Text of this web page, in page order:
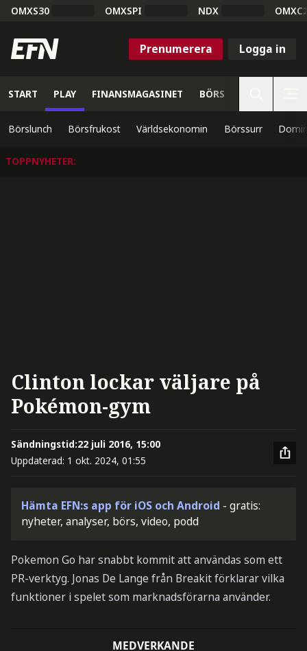
OMXS30 OMXSPI NDX
Prenumerera Logga in
START PLAY FINANSMAGASINET BÖRS
Börslunch Börsfrukost Världsekonomin Börssurr
TOPPNYHETER:
Clinton lockar väljare på
Pokémon-gym
Sändningstid:22 juli 2016, 15:00
Uppdaterad: 1 okt. 2024, 01:55
Hämta EFN:s app för iOS och Android - gratis:
nyheter, analyser, börs, video, podd
Pokemon Go har snabbt kommit att användas som ett
PR-verktyg. Jonas De Lange från Breakit förklarar vilka
funktioner i spelet som marknadsförarna använder.
MEDVERKANDE